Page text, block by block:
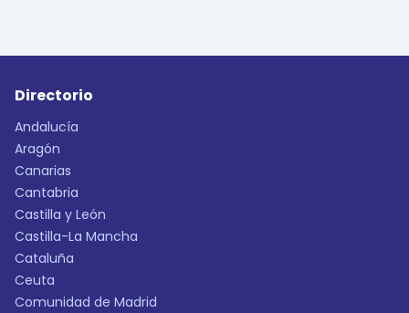
Directorio
Andalucía
Aragón
Canarias
Cantabria
Castilla y León
Castilla-La Mancha
Cataluña
Ceuta
Comunidad de Madrid